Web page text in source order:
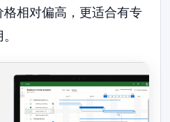
相对偏高，更适合有专